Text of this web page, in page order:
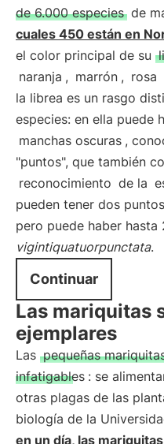
de 6.000 especies de
cuales 450 están en
el color principal de su
naranja , marrón , rosa
la librea es un rasgo
especies: en ella puede
manchas oscuras ,
"puntos", que también
reconocimiento de la
pueden tener dos
pero puede haber hasta
vigintiquatuorpunctata.
Continuar
Las mariquitas
ejemplares
Las pequeñas
infatigables : se
otras plagas de las
biología de la
en un día, las